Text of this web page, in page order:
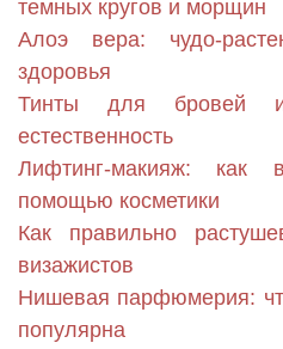
темных кругов и морщин
Алоэ вера: чудо-
здоровья
Тинты для бровей
естественность
Лифтинг-макияж: как
помощью косметики
Как правильно
визажистов
Нишевая парфюмерия:
популярна